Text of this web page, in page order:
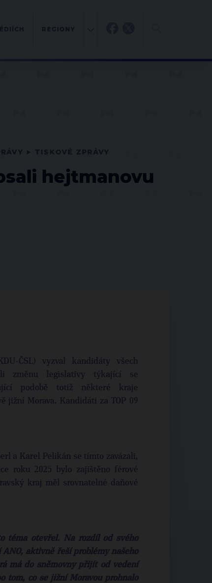
hejtmanovu
ČSL) vyzval kandidáty všech
změnu legislativy týkající se
podobě totiž některé kraje
jižní Morava. Kandidáti za TOP 09
a Karel Pelikán se tímto zavázali,
roku 2025 bylo zajištěno férové
kraj měl srovnatelné daňové
téma otevřel. Na rozdíl od svého
aktivně řeší problémy našeho
má do sněmovny přijít od vedení
tom, co se jižní Moravou prohnalo